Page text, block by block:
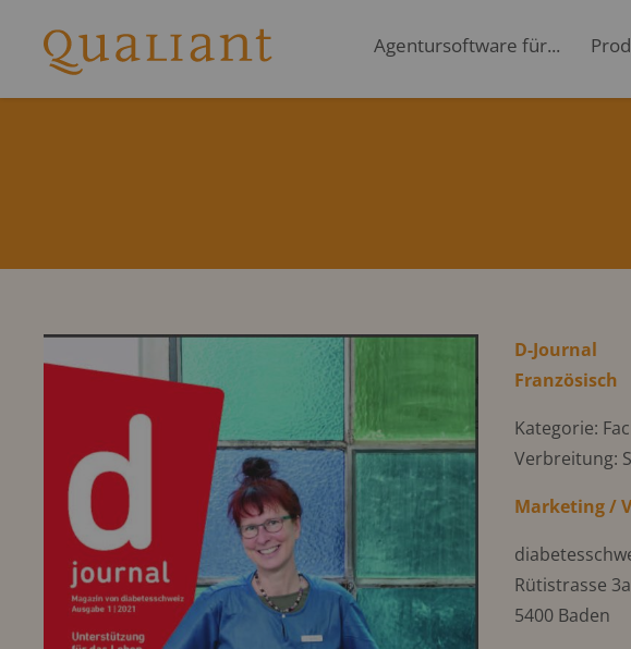
Agentursoftware für...
D-Journal
Französisch
Kategorie:
Verbreitung:
Marketing /
Rütistrasse 3a
5400 Baden